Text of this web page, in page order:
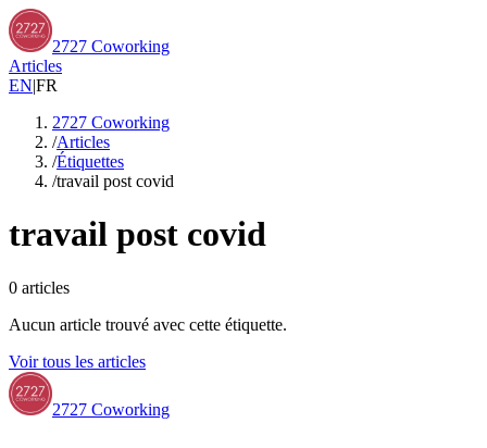
2727 Coworking
Articles
EN|FR
2727 Coworking
/Articles
/Étiquettes
/travail post covid
travail post covid
0 articles
Aucun article trouvé avec cette étiquette.
Voir tous les articles
2727 Coworking